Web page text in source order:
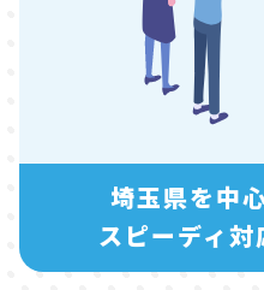
埼玉県を中
スピーディ対